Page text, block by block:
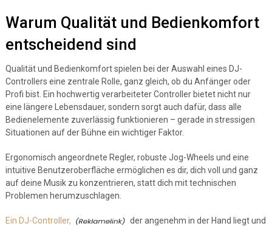
Warum Qualität und Bedienkomfort
entscheidend sind
Qualität und Bedienkomfort spielen bei der Auswahl eines DJ-
Controllers eine zentrale Rolle, ganz gleich, ob du Anfänger oder
Profi bist. Ein hochwertig verarbeiteter Controller bietet nicht nur
eine längere Lebensdauer, sondern sorgt auch dafür, dass alle
Bedienelemente zuverlässig funktionieren – gerade in stressigen
Situationen auf der Bühne ein wichtiger Faktor.
Ergonomisch angeordnete Regler, robuste Jog-Wheels und eine
intuitive Benutzeroberfläche ermöglichen es dir, dich voll und ganz
auf deine Musik zu konzentrieren, statt dich mit technischen
Problemen herumzuschlagen.
Ein DJ-Controller,
der angenehm in der Hand liegt und